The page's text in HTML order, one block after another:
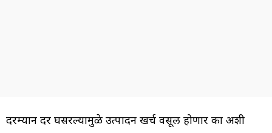
दरम्यान दर घसरल्यामुळे उत्पादन खर्च वसूल होणार का अशी